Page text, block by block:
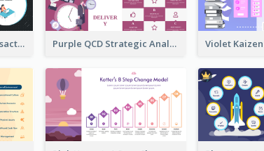
Orange And Blue Transactional Leadership Strategic Analysis Purple QCD Strategic Analysis